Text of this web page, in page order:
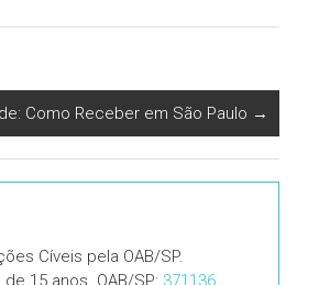
Como Receber em São Paulo →
Cíveis pela OAB/SP.
15 anos. OAB/SP: 371136